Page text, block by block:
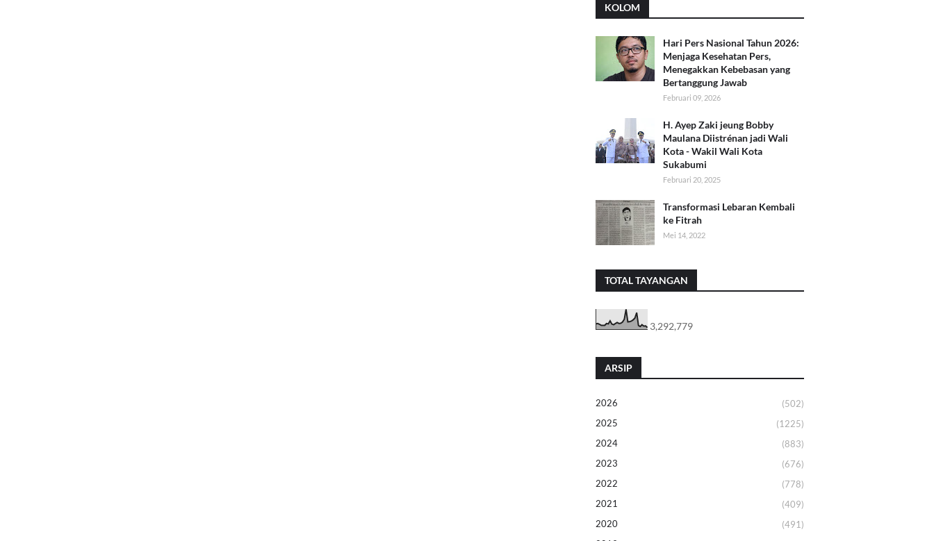
KOLOM
Hari Pers Nasional Tahun 2026:
Menjaga Kesehatan Pers,
Menegakkan Kebebasan yang
Bertanggung Jawab
Februari 09, 2026
H. Ayep Zaki jeung Bobby
Maulana Diistrénan jadi Wali
Kota - Wakil Wali Kota
Sukabumi
Februari 20, 2025
Transformasi Lebaran Kembali
ke Fitrah
Mei 14, 2022
TOTAL TAYANGAN
3,292,779
ARSIP
2026
(502)
2025
(1225)
2024
(883)
2023
(676)
2022
(778)
2021
(409)
2020
(491)